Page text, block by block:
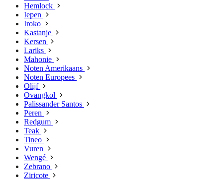
Hemlock
Iepen
Iroko
Kastanje
Kersen
Lariks
Mahonie
Noten Amerikaans
Noten Europees
Olijf
Ovangkol
Palissander Santos
Peren
Redgum
Teak
Tineo
Vuren
Wengé
Zebrano
Ziricote